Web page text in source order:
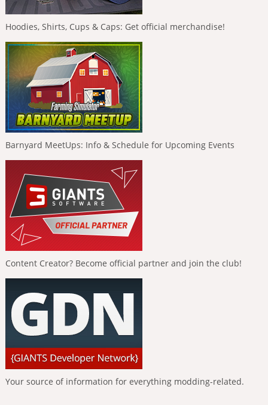
Hoodies, Shirts, Cups & Caps: Get official merchandise!
Barnyard MeetUps: Info & Schedule for Upcoming Events
Content Creator? Become official partner and join the club!
Your source of information for everything modding-related.